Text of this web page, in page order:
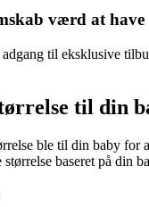
værd at have
til eksklusive
til din
ble til din baby for
baseret på din